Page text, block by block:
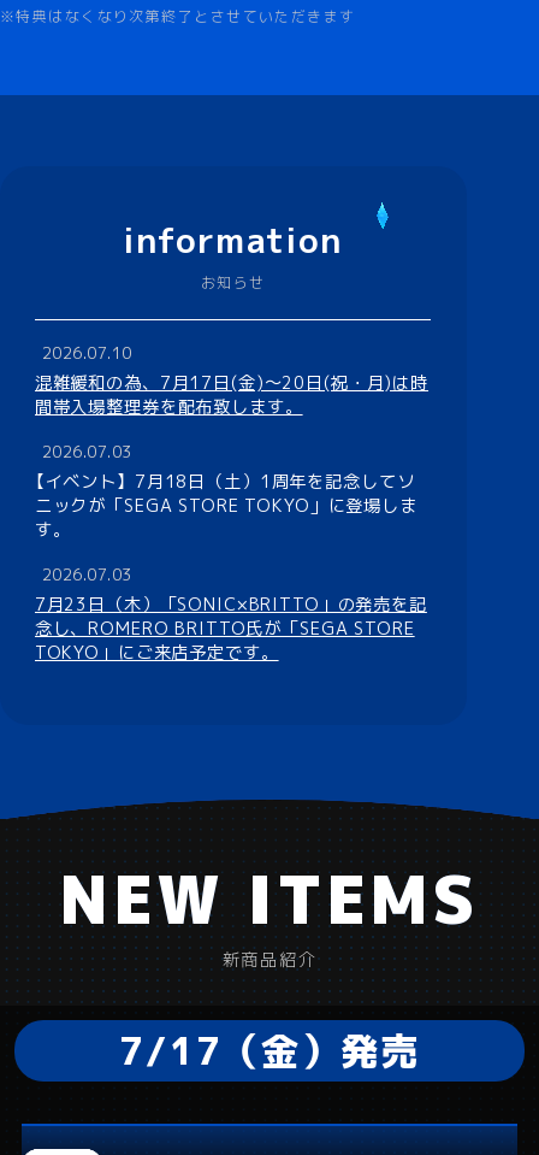
※特典はなくなり次第終了とさせていただきます
information
お知らせ
2026.07.10
混雑緩和の為、7月17日(金)～20日(祝・月)は時
間帯入場整理券を配布致します。
2026.07.03
【イベント】 7月18日（土）1周年を記念してソ
ニックが「SEGA STORE TOKYO」に登場しま
す。
2026.07.03
7月23日（木）「SONIC×BRITTO」の発売を記
念し、ROMERO BRITTO氏が「SEGA STORE
TOKYO」にご来店予定です。
NEW ITEMS
NEW ITEMS
新商品紹介
7/17（金）発売